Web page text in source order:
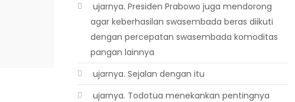
 ujarnya. Presiden Prabowo juga mendorong
agar keberhasilan swasembada beras diikuti
dengan percepatan swasembada komoditas
pangan lainnya
 ujarnya. Sejalan dengan itu
 ujarnya. Todotua menekankan pentingnya